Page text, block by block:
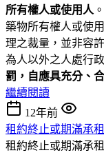
所有權人或使用人
築物所有權人或使
理之裁量，並非容
為人以外之人處行
罰，自應具充分、
繼續閱讀
12年前
租約終止或期滿承
租約終止或期滿承